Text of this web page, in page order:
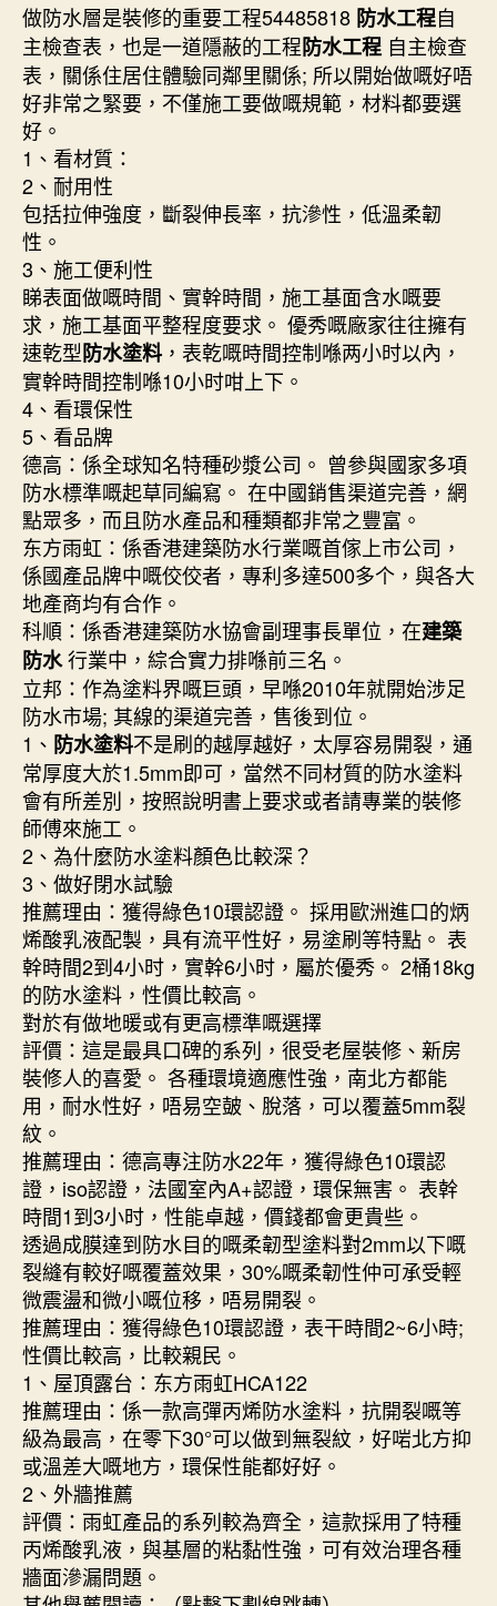
做防水層是裝修的重要工程54485818 防水工程自
主檢查表，也是一道隱蔽的工程防水工程 自主檢查
表，關係住居住體驗同鄰里關係; 所以開始做嘅好唔
好非常之緊要，不僅施工要做嘅規範，材料都要選
好。
1、看材質：
2、耐用性
包括拉伸強度，斷裂伸長率，抗滲性，低溫柔韌
性。
3、施工便利性
睇表面做嘅時間、實幹時間，施工基面含水嘅要
求，施工基面平整程度要求。 優秀嘅廠家往往擁有
速乾型防水塗料，表乾嘅時間控制喺两小时以內，
實幹時間控制喺10小时咁上下。
4、看環保性
5、看品牌
德高：係全球知名特種砂漿公司。 曾參與國家多項
防水標準嘅起草同編寫。 在中國銷售渠道完善，網
點眾多，而且防水產品和種類都非常之豐富。
东方雨虹：係香港建築防水行業嘅首傢上市公司，
係國產品牌中嘅佼佼者，專利多達500多个，與各大
地產商均有合作。
科順：係香港建築防水協會副理事長單位，在建築
防水行業中，綜合實力排喺前三名。
立邦：作為塗料界嘅巨頭，早喺2010年就開始涉足
防水市場; 其線的渠道完善，售後到位。
1、 防水塗料不是刷的越厚越好，太厚容易開裂，通
常厚度大於1.5mm即可，當然不同材質的防水塗料
會有所差別，按照說明書上要求或者請專業的裝修
師傅來施工。
2、為什麼防水塗料顏色比較深？
3、做好閉水試驗
推薦理由：獲得綠色10環認證。 採用歐洲進口的炳
烯酸乳液配製，具有流平性好，易塗刷等特點。 表
幹時間2到4小时，實幹6小时，屬於優秀。 2桶18kg
的防水塗料，性價比較高。
對於有做地暖或有更高標準嘅選擇
評價：這是最具口碑的系列，很受老屋裝修、新房
裝修人的喜愛。 各種環境適應性強，南北方都能
用，耐水性好，唔易空皷、脫落，可以覆蓋5mm裂
紋。
推薦理由：德高專注防水22年，獲得綠色10環認
證，iso認證，法國室內A+認證，環保無害。 表幹
時間1到3小时，性能卓越，價錢都會更貴些。
透過成膜達到防水目的嘅柔韌型塗料對2mm以下嘅
裂縫有較好嘅覆蓋效果，30%嘅柔韌性仲可承受輕
微震盪和微小嘅位移，唔易開裂。
推薦理由：獲得綠色10環認證，表干時間2~6小時;
性價比較高，比較親民。
1、屋頂露台：东方雨虹HCA122
推薦理由：係一款高彈丙烯防水塗料，抗開裂嘅等
級為最高，在零下30°可以做到無裂紋，好啱北方抑
或溫差大嘅地方，環保性能都好好。
2、外牆推薦
評價：雨虹產品的系列較為齊全，這款採用了特種
丙烯酸乳液，與基層的粘黏性強，可有效治理各種
牆面滲漏問題。